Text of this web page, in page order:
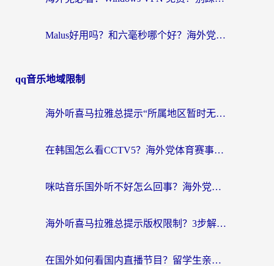
Malus好用吗？和六毫秒哪个好？海外党选回国加速器的避坑指南
qq音乐地域限制
海外听喜马拉雅总提示“所属地区暂时无版权”？这个限制解除方法亲测有效！
在韩国怎么看CCTV5？海外党体育赛事+中文解说观看终极指南
咪咕音乐国外听不好怎么回事？海外党听歌自由的终极解决方案来了
海外听喜马拉雅总提示版权限制？3步解决+2个音乐平台问题全攻略
在国外如何看国内直播节目？留学生亲测有效的追剧加速指南